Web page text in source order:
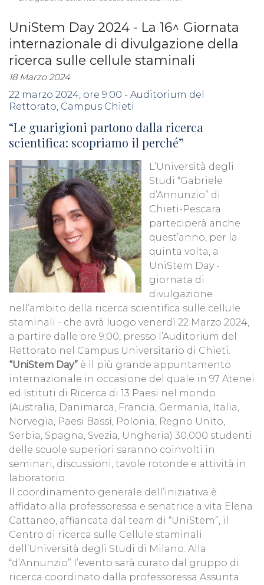
UniStem Day 2024 - La 16^ Giornata
internazionale di divulgazione della
ricerca sulle cellule staminali
18 Marzo 2024
22 marzo 2024, ore 9:00 - Auditorium del
Rettorato, Campus Chieti
“Le guarigioni partono dalla ricerca
scientifica: scopriamo il perché”
L’Università degli
Studi “Gabriele
d’Annunzio” di
Chieti-Pescara
parteciperà anche
quest’anno, per la
quinta volta, a
UniStem Day -
giornata di
divulgazione
nell’ambito della ricerca scientifica sulle cellule
staminali - che avrà luogo venerdì 22 Marzo 2024,
a partire dalle ore 9:00, presso l’Auditorium del
Rettorato nel Campus Universitario di Chieti.
“UniStem Day” è il più grande appuntamento
internazionale in occasione del quale in 97 Atenei
ed Istituti di Ricerca di 13 Paesi nel mondo
(Australia, Danimarca, Francia, Germania, Italia,
Norvegia, Paesi Bassi, Polonia, Regno Unito,
Serbia, Spagna, Svezia, Ungheria) 30.000 studenti
delle scuole superiori saranno coinvolti in
seminari, discussioni, tavole rotonde e attività in
laboratorio.
Il coordinamento generale dell’iniziativa è
affidato alla professoressa e senatrice a vita Elena
Cattaneo, affiancata dal team di “UniStem”, il
Centro di ricerca sulle Cellule staminali
dell’Università degli Studi di Milano. Alla
“d’Annunzio” l’evento sarà curato dal gruppo di
ricerca coordinato dalla professoressa Assunta